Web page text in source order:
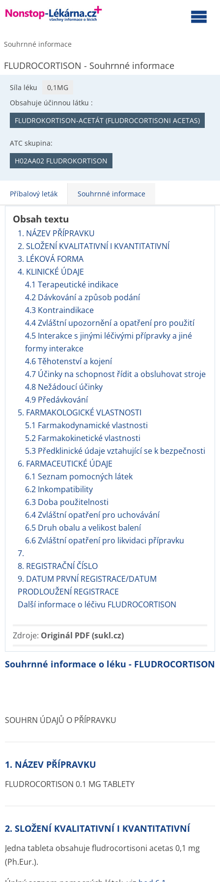
Souhrnné informace
FLUDROCORTISON - Souhrnné informace
Síla léku
0,1MG
Obsahuje účinnou látku :
FLUDROKORTISON-ACETÁT (FLUDROCORTISONI ACETAS)
ATC skupina:
H02AA02 FLUDROKORTISON
Příbalový leták Souhrnné informace
Obsah textu
1. NÁZEV PŘÍPRAVKU
2. SLOŽENÍ KVALITATIVNÍ I KVANTITATIVNÍ
3. LÉKOVÁ FORMA
4. KLINICKÉ ÚDAJE
4.1 Terapeutické indikace
4.2 Dávkování a způsob podání
4.3 Kontraindikace
4.4 Zvláštní upozornění a opatření pro použití
4.5 Interakce s jinými léčivými přípravky a jiné
formy interakce
4.6 Těhotenství a kojení
4.7 Účinky na schopnost řídit a obsluhovat stroje
4.8 Nežádoucí účinky
4.9 Předávkování
5. FARMAKOLOGICKÉ VLASTNOSTI
5.1 Farmakodynamické vlastnosti
5.2 Farmakokinetické vlastnosti
5.3 Předklinické údaje vztahující se k bezpečnosti
6. FARMACEUTICKÉ ÚDAJE
6.1 Seznam pomocných látek
6.2 Inkompatibility
6.3 Doba použitelnosti
6.4 Zvláštní opatření pro uchovávání
6.5 Druh obalu a velikost balení
6.6 Zvláštní opatření pro likvidaci přípravku
7.
8. REGISTRAČNÍ ČÍSLO
9. DATUM PRVNÍ REGISTRACE/DATUM
PRODLOUŽENÍ REGISTRACE
Další informace o léčivu FLUDROCORTISON
Zdroje: Originál PDF (sukl.cz)
Souhrnné informace o léku - FLUDROCORTISON
SOUHRN ÚDAJŮ O PŘÍPRAVKU
1. NÁZEV PŘÍPRAVKU
FLUDROCORTISON 0.1 MG TABLETY
2. SLOŽENÍ KVALITATIVNÍ I KVANTITATIVNÍ
Jedna tableta obsahuje fludrocortisoni acetas 0,1 mg
(Ph.Eur.).